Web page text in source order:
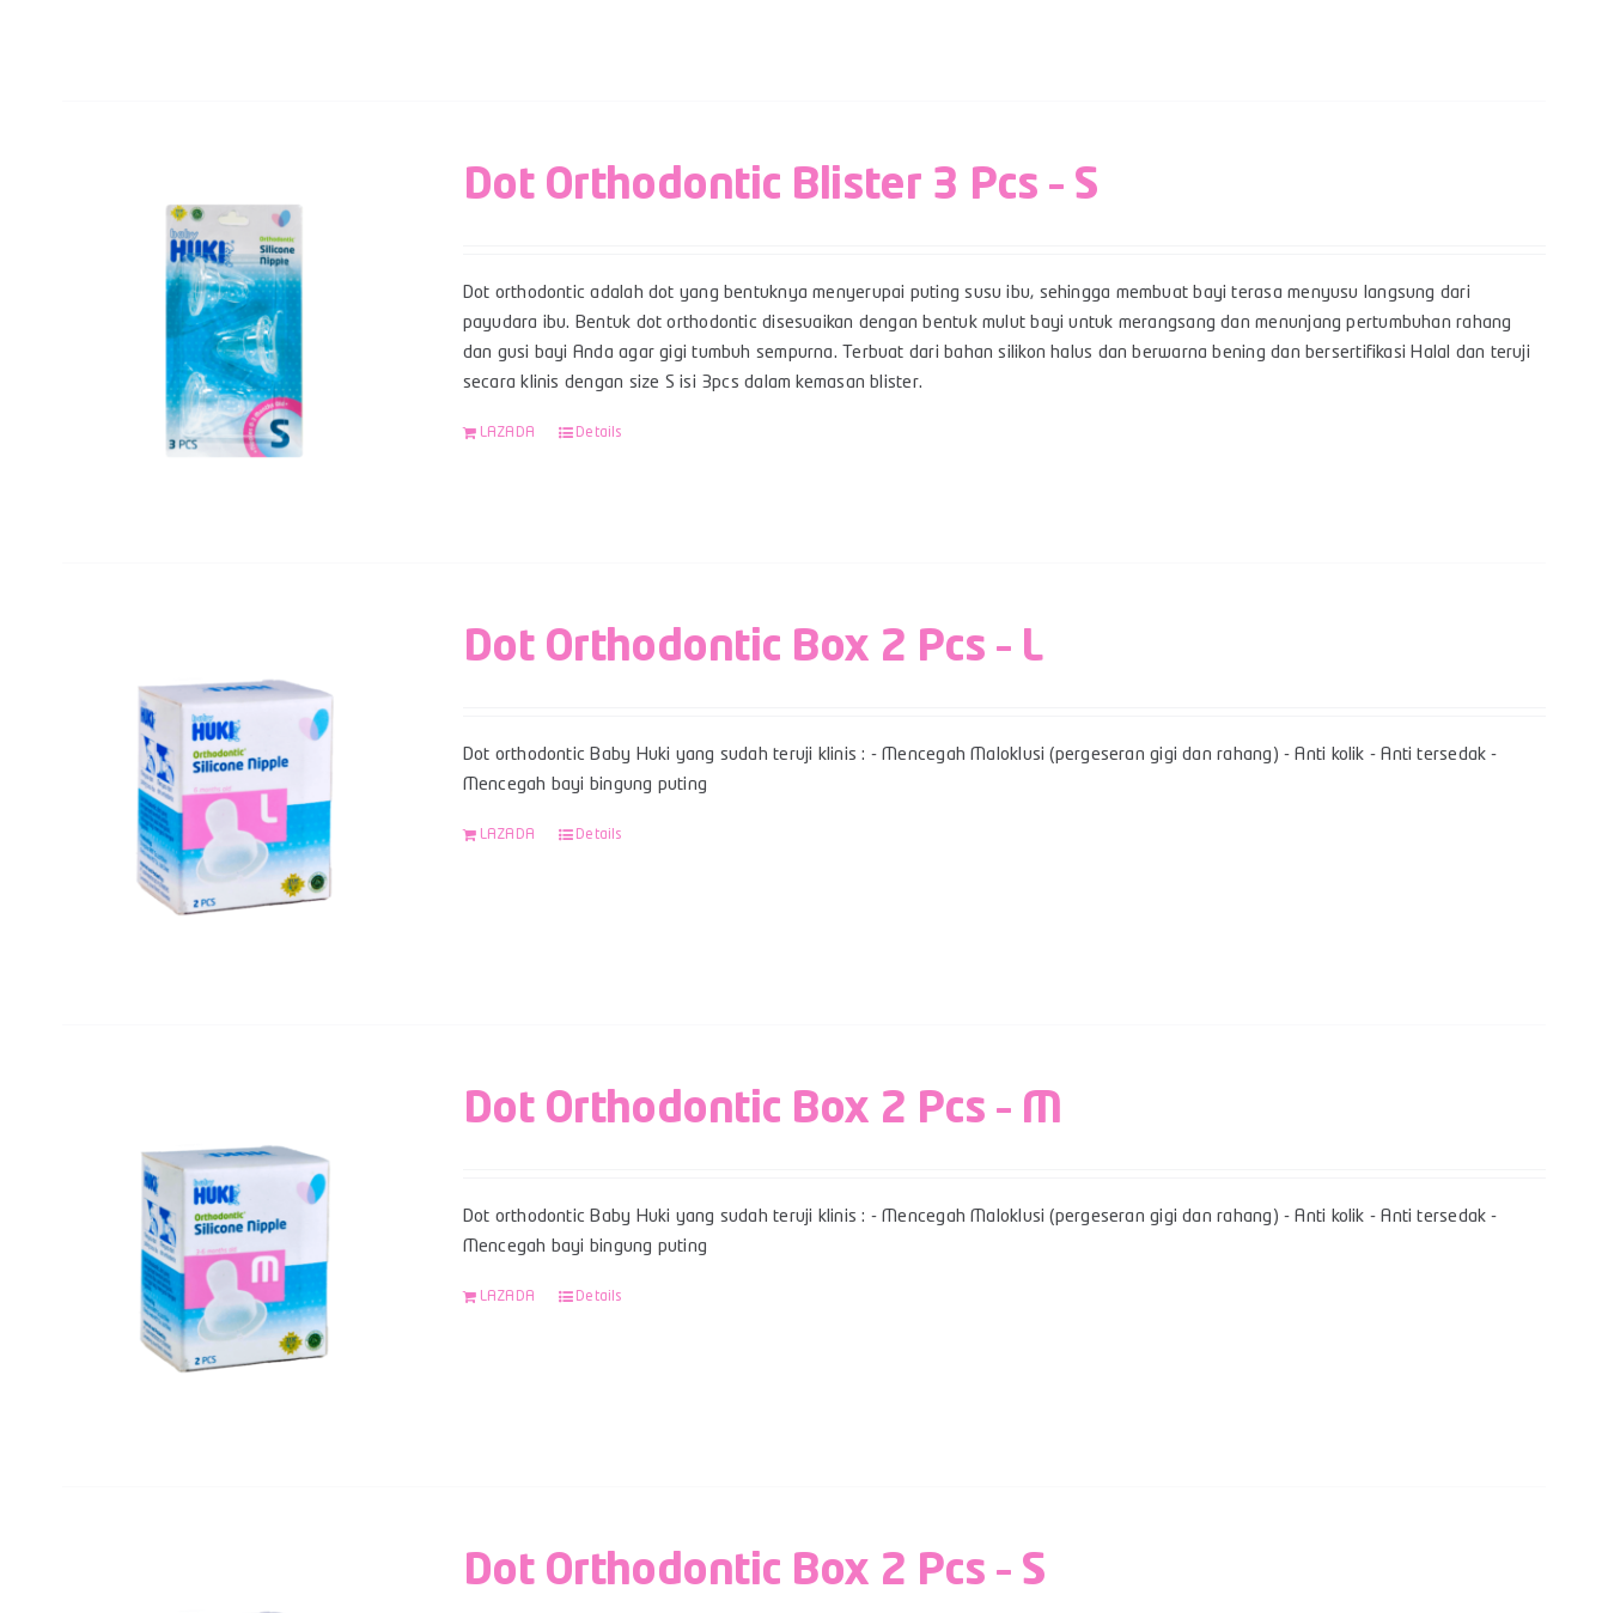
Dot Orthodontic Blister 3 Pcs – S
Dot orthodontic adalah dot yang bentuknya menyerupai puting susu ibu, sehingga membuat bayi terasa menyusu langsung dari
payudara ibu. Bentuk dot orthodontic disesuaikan dengan bentuk mulut bayi untuk merangsang dan menunjang pertumbuhan rahang
dan gusi bayi Anda agar gigi tumbuh sempurna. Terbuat dari bahan silikon halus dan berwarna bening dan bersertifikasi Halal dan teruji
secara klinis dengan size S isi 3pcs dalam kemasan blister.
LAZADA Details
Dot Orthodontic Box 2 Pcs – L
Dot orthodontic Baby Huki yang sudah teruji klinis : - Mencegah Maloklusi (pergeseran gigi dan rahang) - Anti kolik - Anti tersedak -
Mencegah bayi bingung puting
LAZADA Details
Dot Orthodontic Box 2 Pcs – M
Dot orthodontic Baby Huki yang sudah teruji klinis : - Mencegah Maloklusi (pergeseran gigi dan rahang) - Anti kolik - Anti tersedak -
Mencegah bayi bingung puting
LAZADA Details
Dot Orthodontic Box 2 Pcs – S